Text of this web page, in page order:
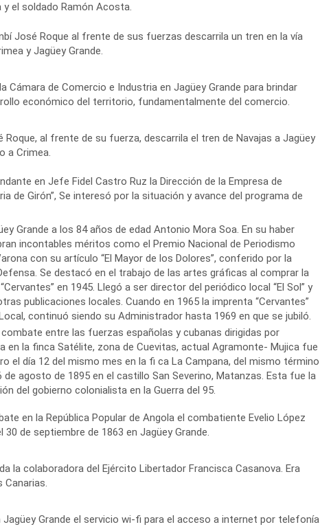
y el soldado Ramón Acosta.
José Roque al frente de sus fuerzas descarrila un tren en la vía
y Jagüey Grande.
Cámara de Comercio e Industria en Jagüey Grande para brindar
económico del territorio, fundamentalmente del comercio.
Roque, al frente de su fuerza, descarrila el tren de Navajas a Jagüey
a Crimea.
en Jefe Fidel Castro Ruz la Dirección de la Empresa de
de Girón”, Se interesó por la situación y avance del programa de
Grande a los 84 años de edad Antonio Mora Soa. En su haber
incontables méritos como el Premio Nacional de Periodismo
con su artículo “El Mayor de los Dolores”, conferido por la
Se destacó en el trabajo de las artes gráficas al comprar la
en 1945. Llegó a ser director del periódico local “El Sol” y
publicaciones locales. Cuando en 1965 la imprenta “Cervantes”
continuó siendo su Administrador hasta 1969 en que se jubiló.
entre las fuerzas españolas y cubanas dirigidas por
en la finca Satélite, zona de Cuevitas, actual Agramonte- Mujica fue
el día 12 del mismo mes en la fi ca La Campana, del mismo término
de agosto de 1895 en el castillo San Severino, Matanzas. Esta fue la
del gobierno colonialista en la Guerra del 95.
en la República Popular de Angola el combatiente Evelio López
30 de septiembre de 1863 en Jagüey Grande.
la colaboradora del Ejército Libertador Francisca Casanova. Era
Canarias.
Jagüey Grande el servicio wi-fi para el acceso a internet por telefonía